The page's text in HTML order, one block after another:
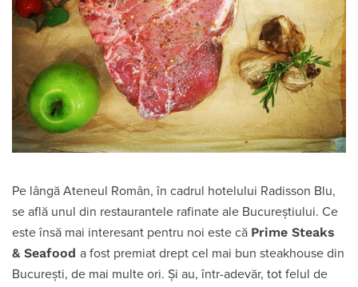
Pe lângă Ateneul Român, în cadrul hotelului Radisson Blu,
se află unul din restaurantele rafinate ale Bucureștiului. Ce
este însă mai interesant pentru noi este că Prime Steaks
& Seafood a fost premiat drept cel mai bun steakhouse din
București, de mai multe ori. Și au, într-adevăr, tot felul de